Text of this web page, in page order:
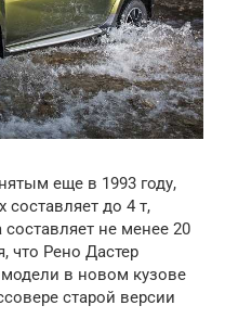
еще в 1993 году,
составляет до 4 т,
не менее 20
что Рено Дастер
модели в новом кузове
старой версии